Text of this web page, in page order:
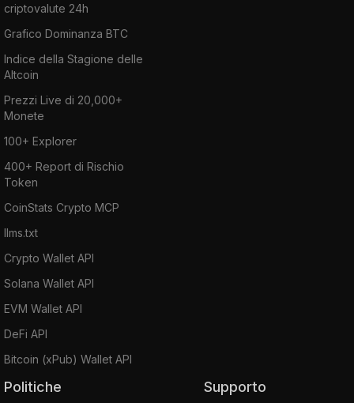
criptovalute 24h
Grafico Dominanza BTC
Indice della Stagione delle
Altcoin
Prezzi Live di 20,000+
Monete
100+ Explorer
400+ Report di Rischio
Token
CoinStats Crypto MCP
llms.txt
Crypto Wallet API
Solana Wallet API
EVM Wallet API
DeFi API
Bitcoin (xPub) Wallet API
Politiche Supporto